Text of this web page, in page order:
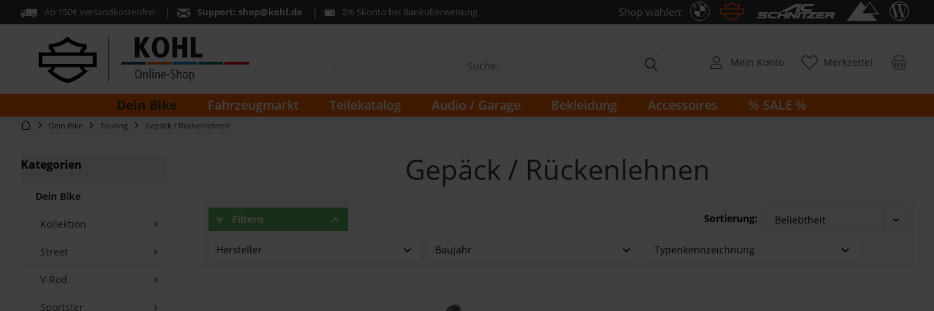
Ab 150€ versandkostenfrei Support: shop@kohl.de 2% Skonto bei Banküberweisung Shop wählen:
Merkzettel
Mein Konto
Dein Bike Fahrzeugmarkt Teilekatalog Audio / Garage Bekleidung Accessoires % SALE %
Dein Bike Touring Gepäck / Rückenlehnen
Kategorien
Dein Bike
Kollektion
Street
V-Rod
Sportster
Gepäck / Rückenlehnen
Filtern Sortierung:
Hersteller Baujahr Typenkennzeichnung